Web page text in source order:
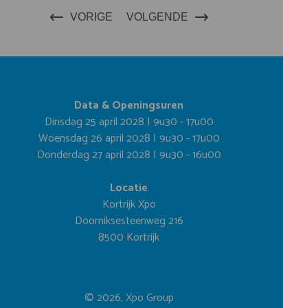
VORIGE VOLGENDE
Data & Openingsuren
Dinsdag 25 april 2028 | 9u30 - 17u00
Woensdag 26 april 2028 | 9u30 - 17u00
Donderdag 27 april 2028 | 9u30 - 16u00
Locatie
Kortrijk Xpo
Doorniksesteenweg 216
8500 Kortrijk
© 2026, Xpo Group